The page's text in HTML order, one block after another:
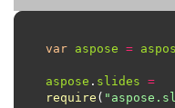
var aspose =
aspose . slides =
require (